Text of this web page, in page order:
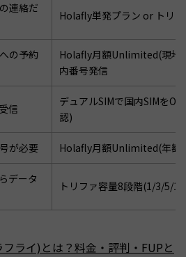
連絡だ
Holafly単発プラン or トリ
の予約
Holafly月額Unlimited(現地
内番号発信
信
デュアルSIMで国内SIMを
認)
が必要 Holafly月額Unlimited(年額
データ
トリファ容量8段階(1/3/5/
ライ)とは？料金・評判・FUPと